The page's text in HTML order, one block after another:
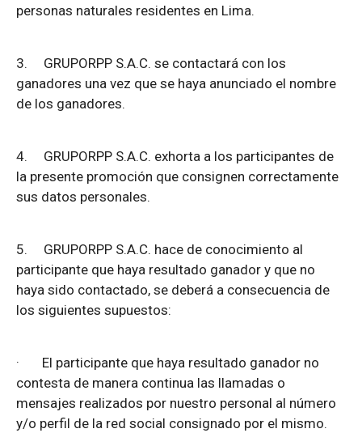
personas naturales residentes en Lima.
3. GRUPORPP S.A.C. se contactará con los
ganadores una vez que se haya anunciado el nombre
de los ganadores.
4. GRUPORPP S.A.C. exhorta a los participantes de
la presente promoción que consignen correctamente
sus datos personales.
5. GRUPORPP S.A.C. hace de conocimiento al
participante que haya resultado ganador y que no
haya sido contactado, se deberá a consecuencia de
los siguientes supuestos:
· El participante que haya resultado ganador no
contesta de manera continua las llamadas o
mensajes realizados por nuestro personal al número
y/o perfil de la red social consignado por el mismo.